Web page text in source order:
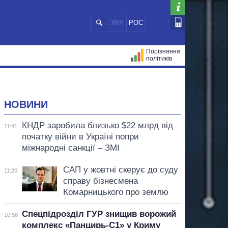
УКР РОС
Порівняння
політиків
НОВИНИ
11:41
КНДР заробила близько $22 млрд від
початку війни в Україні попри
міжнародні санкції – ЗМІ
11:20
САП у жовтні скерує до суду
справу бізнесмена
Комарницького про землю
10:58
Спецпідрозділ ГУР знищив ворожий
комплекс «Панцирь-С1» у Криму